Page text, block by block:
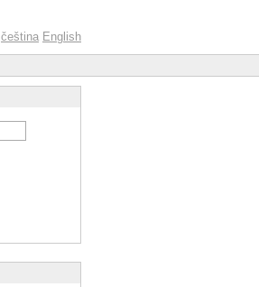
čeština English